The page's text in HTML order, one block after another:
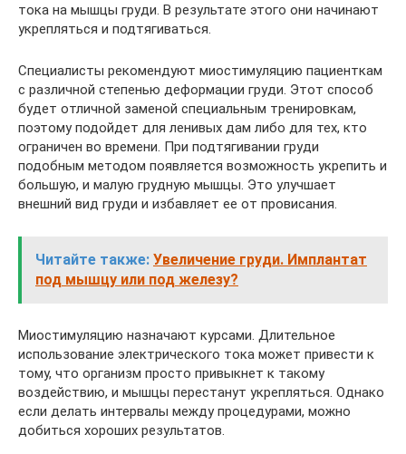
тока на мышцы груди. В результате этого они начинают
укрепляться и подтягиваться.
Специалисты рекомендуют миостимуляцию пациенткам
с различной степенью деформации груди. Этот способ
будет отличной заменой специальным тренировкам,
поэтому подойдет для ленивых дам либо для тех, кто
ограничен во времени. При подтягивании груди
подобным методом появляется возможность укрепить и
большую, и малую грудную мышцы. Это улучшает
внешний вид груди и избавляет ее от провисания.
Читайте также: Увеличение груди. Имплантат
под мышцу или под железу?
Миостимуляцию назначают курсами. Длительное
использование электрического тока может привести к
тому, что организм просто привыкнет к такому
воздействию, и мышцы перестанут укрепляться. Однако
если делать интервалы между процедурами, можно
добиться хороших результатов.